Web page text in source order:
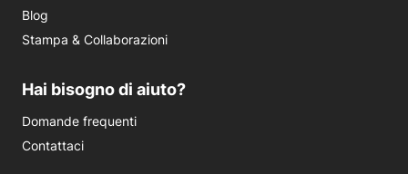
Blog
Stampa & Collaborazioni
Hai bisogno di aiuto?
Domande frequenti
Contattaci